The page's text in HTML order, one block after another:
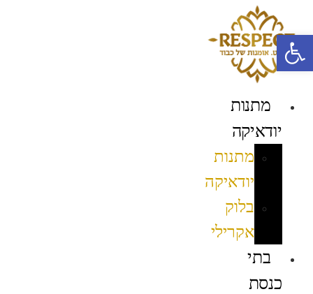
מתנות
יודאיקה
מתנות
יודאיקה
בלוק
אקרילי
בתי
כנסת
פתח סרגל נגישות